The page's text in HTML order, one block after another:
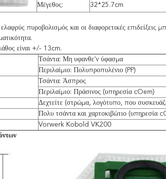
Μέγεθος:
32*25.7cm
πυροβολισμός και οι διαφορετικές επιδείξεις
είναι +/- 13cm.
Τσάντα: Μη υφανθε'ν ύφασμα
Περιλαίμιο: Πολυπροπυλένιο (PP)
Τσάντα: Άσπρος
Περιλαίμιο: Πράσινος (υπηρεσία cOem)
Δεχτείτε (στρώμα, λογότυπο, που
Πολυ τσάντα και χαρτοκιβώτιο (υπηρεσία
Vorwerk Kobold VK200